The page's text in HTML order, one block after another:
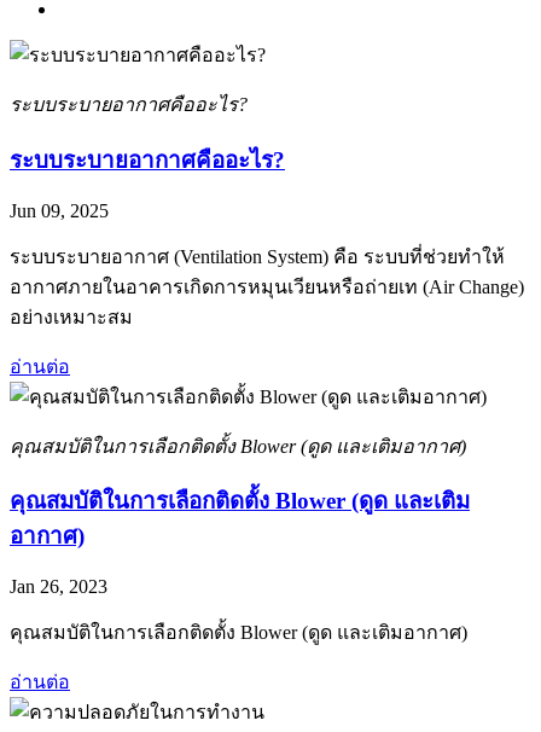
ระบบระบายอากาศคืออะไร?
ระบบระบายอากาศคืออะไร?
Jun 09, 2025
ระบบระบายอากาศ (Ventilation System) คือ ระบบที่ช่วยทำให้
อากาศภายในอาคารเกิดการหมุนเวียนหรือถ่ายเท (Air Change)
อย่างเหมาะสม
อ่านต่อ
คุณสมบัติในการเลือกติดตั้ง Blower (ดูด และเติมอากาศ)
คุณสมบัติในการเลือกติดตั้ง Blower (ดูด และเติม
อากาศ)
Jan 26, 2023
คุณสมบัติในการเลือกติดตั้ง Blower (ดูด และเติมอากาศ)
อ่านต่อ